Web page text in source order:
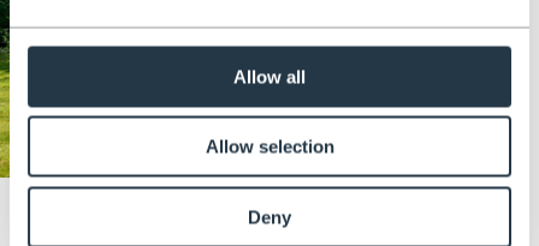
Allow all
Allow selection
Deny